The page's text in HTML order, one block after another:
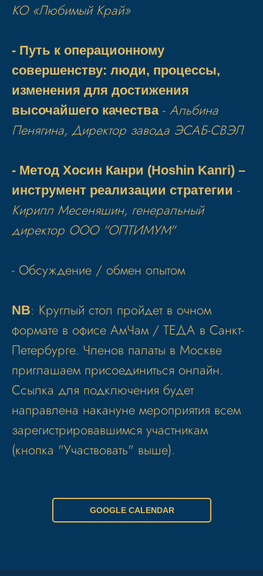
КО «Любимый Край»
- Путь к операционному
совершенству: люди, процессы,
изменения для достижения
высочайшего качества- Альбина
Пенягина, Директор завода ЭСАБ-СВЭЛ
- Метод Хосин Канри (Hoshin Kanri) –
инструмент реализации стратегии -
Кирилл Месеняшин, генеральный
директор ООО "ОПТИМУМ"
- Обсуждение / обмен опытом
NB: Круглый стол пройдет в очном
формате в офисе АмЧам / ТЕДА в Санкт-
Петербурге. Членов палаты в Москве
приглашаем присоединиться онлайн.
Ссылка для подключения будет
направлена накануне мероприятия всем
зарегистрировавшимся участникам
(кнопка "Участвовать" выше).
GOOGLE CALENDAR